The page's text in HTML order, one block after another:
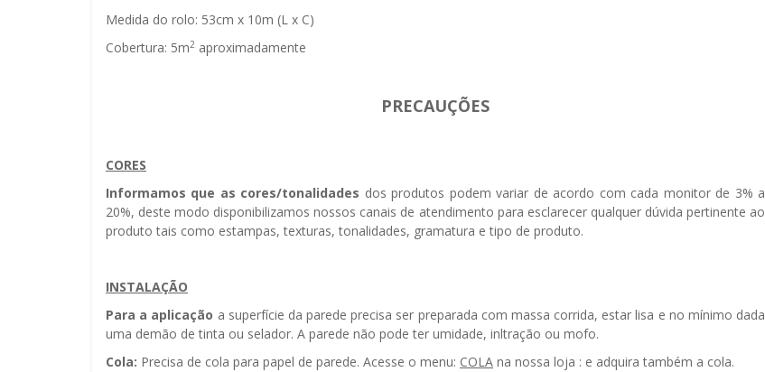
Medida do rolo: 53cm x 10m (L x C)
Cobertura: 5m2 aproximadamente
PRECAUÇÕES
CORES
Informamos que as cores/tonalidades dos produtos podem variar de acordo com cada monitor de 3% a
20%, deste modo disponibilizamos nossos canais de atendimento para esclarecer qualquer dúvida pertinente ao
produto tais como estampas, texturas, tonalidades, gramatura e tipo de produto.
INSTALAÇÃO
Para a aplicação a superfície da parede precisa ser preparada com massa corrida, estar lisa e no mínimo dada
uma demão de tinta ou selador. A parede não pode ter umidade, infiltração ou mofo.
Cola: Precisa de cola para papel de parede. Acesse o menu: COLA na nossa loja : e adquira também a cola.